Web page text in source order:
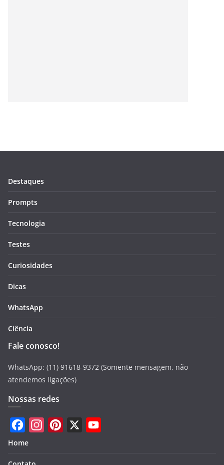
Destaques
Prompts
Tecnologia
Testes
Curiosidades
Dicas
WhatsApp
Ciência
Fale conosco!
WhatsApp: (11) 91618-9372 (Somente mensagem, não
atendemos ligações)
Nossas redes
F
Home